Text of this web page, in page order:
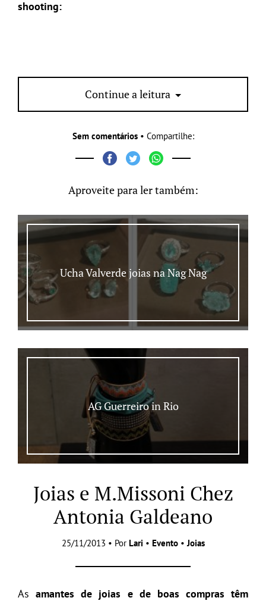
shooting:
Continue a leitura
Sem comentários• Compartilhe:
Aproveite para ler também:
Ucha Valverde joias na Nag Nag
AG Guerreiro in Rio
Joias e M.Missoni Chez
Antonia Galdeano
25/11/2013 • Por Lari • Evento•Joias
As amantes de joias e de boas compras têm